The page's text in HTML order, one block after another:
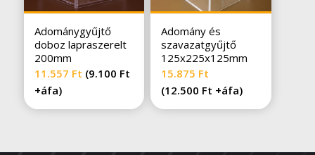
Adománygyűjtő
doboz lapraszerelt
200mm
11.557 Ft (9.100 Ft
+áfa)
Adomány és
szavazatgyűjtő
125x225x125mm
15.875 Ft
(12.500 Ft +áfa)